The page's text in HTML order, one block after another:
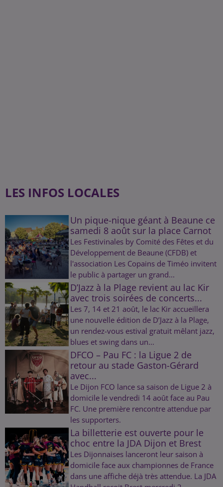
LES INFOS LOCALES
Un pique-nique géant à Beaune ce
samedi 8 août sur la place Carnot
Les Festivinales by Comité des Fêtes et du
Développement de Beaune (CFDB) et
l'association Les Copains de Timéo invitent
le public à partager un grand...
D’Jazz à la Plage revient au lac Kir
avec trois soirées de concerts...
Les 7, 14 et 21 août, le lac Kir accueillera
une nouvelle édition de D’Jazz à la Plage,
un rendez-vous estival gratuit mêlant jazz,
blues et swing dans un...
DFCO – Pau FC : la Ligue 2 de
retour au stade Gaston-Gérard
avec...
Le Dijon FCO lance sa saison de Ligue 2 à
domicile le vendredi 14 août face au Pau
FC. Une première rencontre attendue par
les supporters.
La billetterie est ouverte pour le
choc entre la JDA Dijon et Brest
Les Dijonnaises lanceront leur saison à
domicile face aux championnes de France
dans une affiche déjà très attendue. La JDA